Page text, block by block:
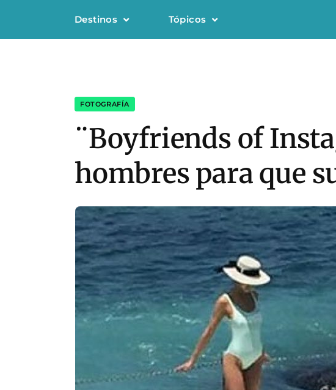
Destinos Tópicos
FOTOGRAFÍA
¨Boyfriends of
hombres para que